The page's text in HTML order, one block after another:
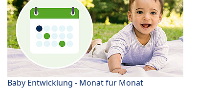
Baby Entwicklung - Monat für Monat